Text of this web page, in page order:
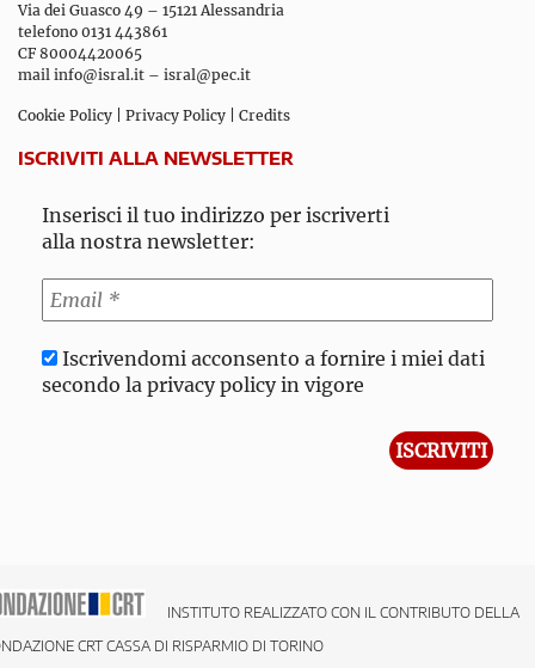
Via dei Guasco 49 – 15121 Alessandria
telefono 0131 443861
CF 80004420065
mail info@isral.it – isral@pec.it
Cookie Policy Privacy Policy Credits
ISCRIVITI ALLA NEWSLETTER
Inserisci il tuo indirizzo per iscriverti
alla nostra newsletter:
Iscrivendomi acconsento a fornire i miei dati
secondo la privacy policy in vigore
INSTITUTO REALIZZATO CON IL CONTRIBUTO DELLA
CRT CASSA DI RISPARMIO DI TORINO